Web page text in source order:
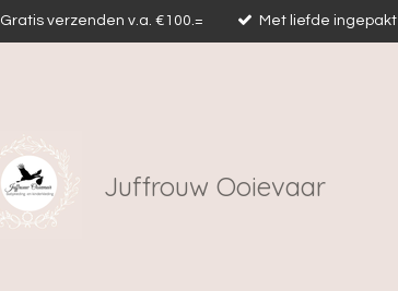
Gratis verzenden v.a. €100.= Met liefde ingepakt
Juffrouw Ooievaar